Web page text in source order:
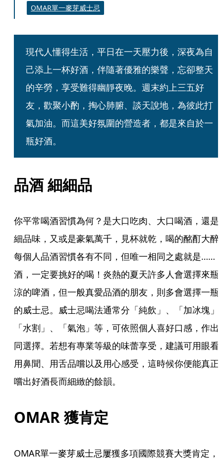
OMAR單一麥芽威士忌
現代人懂得生活，平日在一天壓力後，深夜為自
己添上一杯好酒，伴隨著優雅的樂聲，忘卻整天
的辛勞，享受難得幽靜夜晚。週末約上三五好
友，歡聚小酌，掏心肺腑、談天說地，為彼此打
氣加油。而這美好氛圍的營造者，都是來自於一
瓶好酒。
品酒 細細品
你平常喝酒習慣為何？是大口吃肉、大口喝酒，還是
細品味，又或是豪氣萬千，見杯就乾，喝的酩酊大醉
每個人品酒習慣各有不同，但唯一相同之處就是……
酒，一定要挑好的喝！炎熱的夏天許多人會選擇來瓶
涼的啤酒，但一般真愛品酒的朋友，則多會選擇一瓶
的威士忌。威士忌喝法通常分「純飲」、「加冰塊」
「水割」、「氣泡」等，可依照個人喜好口感，作出
同選擇。若想有專業等級的味蕾享受，建議可用眼看
用鼻聞、用舌品嚐以及用心感受，這時候你便能真正
嚐出好酒長而細緻的餘韻。
OMAR 獲肯定
OMAR單一麥芽威士忌屢獲多項國際競賽大獎肯定，